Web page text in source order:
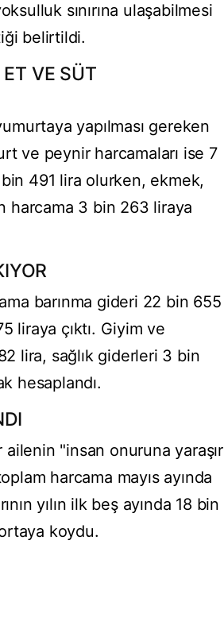
sınırına ulaşabilmesi
belirtildi.
VE SÜT
yapılması gereken
ve peynir harcamaları ise 7
491 lira olurken, ekmek,
harcama 3 bin 263 liraya
barınma gideri 22 bin 655
liraya çıktı. Giyim ve
lira, sağlık giderleri 3 bin
hesaplandı.
"insan onuruna yaraşır
harcama mayıs ayında
yılın ilk beş ayında 18 bin
koydu.